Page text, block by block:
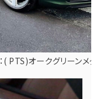
オークグリーンメタリ